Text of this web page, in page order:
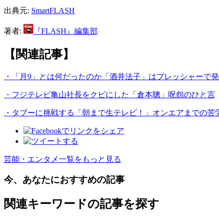
出典元: SmartFLASH
著者: 『FLASH』編集部
【関連記事】
・「月9」とは何だったのか「酒井法子」はプレッシャーで
・フジテレビ亀山社長をクビにした「倉本聰」呪怨のひと言
・タブーに挑戦する「朝まで生テレビ！」オンエアまでの苦
芸能・エンタメ一覧をもっと見る
今、あなたにおすすめの記事
関連キーワードの記事を探す